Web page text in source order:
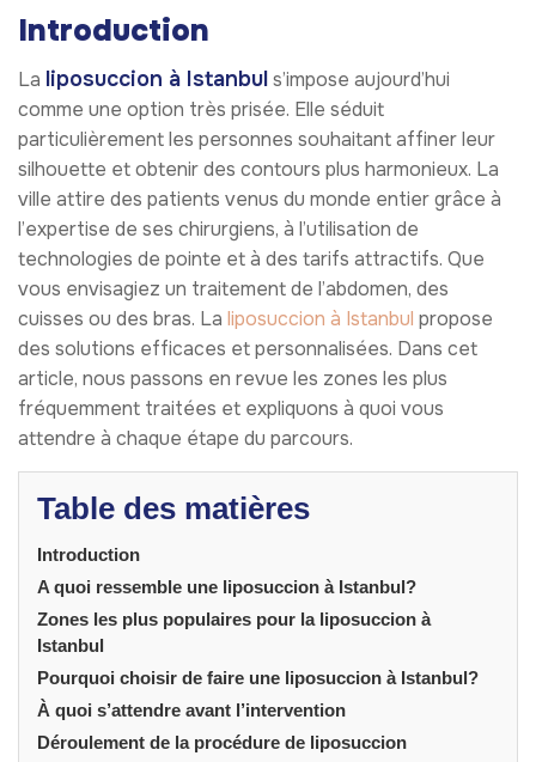
Introduction
La liposuccion à Istanbuls’impose aujourd’hui
comme une option très prisée. Elle séduit
particulièrement les personnes souhaitant affiner leur
silhouette et obtenir des contours plus harmonieux. La
ville attire des patients venus du monde entier grâce à
l’expertise de ses chirurgiens, à l’utilisation de
technologies de pointe et à des tarifs attractifs. Que
vous envisagiez un traitement de l’abdomen, des
cuisses ou des bras. La liposuccion à Istanbul propose
des solutions efficaces et personnalisées. Dans cet
article, nous passons en revue les zones les plus
fréquemment traitées et expliquons à quoi vous
attendre à chaque étape du parcours.
Table des matières
Introduction
A quoi ressemble une liposuccion à Istanbul?
Zones les plus populaires pour la liposuccion à
Istanbul
Pourquoi choisir de faire une liposuccion à Istanbul?
À quoi s’attendre avant l’intervention
Déroulement de la procédure de liposuccion